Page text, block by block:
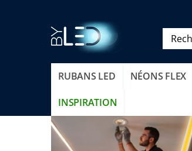
RUBANS LED NÉONS FLEX
INSPIRATION